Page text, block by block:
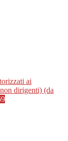
ai
dirigenti) (da